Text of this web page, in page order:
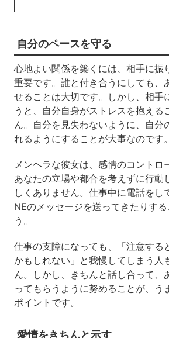
自分のペースを守る
心地よい関係を築くには、相手に振
重要です。誰と付き合うにしても、
せることは大切です。しかし、相手
うと、自分自身がストレスを抱える
ん。自分を見失わないように、自分
れるようにすることが大事なのです。
メンヘラな彼女は、感情のコントロ
あなたの立場や都合を考えずに行動
しくありません。仕事中に電話をし
NEのメッセージを送ってきたりす
う。
仕事の支障になっても、「注意する
かもしれない」と我慢してしまう人
ん。しかし、きちんと話し合って、
ってもらうように努めることが、う
ポイントです。
愛情をきちんと示す